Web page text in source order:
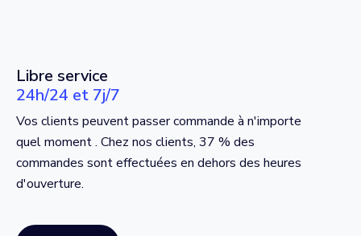
Libre service
24h/24 et 7j/7
Vos clients peuvent passer commande à n'importe
quel moment . Chez nos clients, 37 % des
commandes sont effectuées en dehors des heures
d'ouverture.